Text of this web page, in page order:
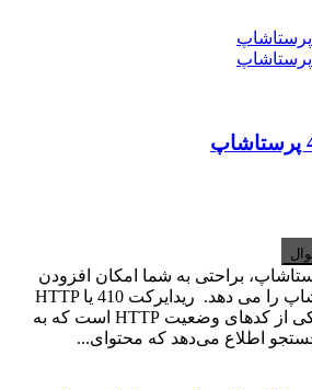
ریدایرکت 410 پرستاشاپ، براحتی به شما امکان افزودن
ریدایرکت 410 در پرستاشاپ را می دهد. ریدایرکت 410 یا HTTP
Status Code 410 Gone یکی از کدهای وضعیت HTTP است که به
اطلاع می‌دهد که محتوای...